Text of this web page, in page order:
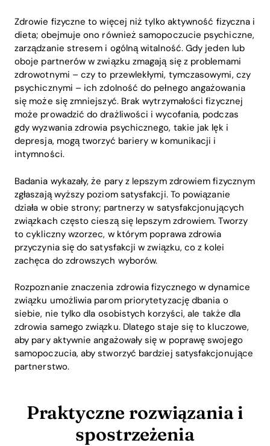
Zdrowie fizyczne to więcej niż tylko aktywność fizyczna i
dieta; obejmuje ono również samopoczucie psychiczne,
zarządzanie stresem i ogólną witalność. Gdy jeden lub
oboje partnerów w związku zmagają się z problemami
zdrowotnymi – czy to przewlekłymi, tymczasowymi, czy
psychicznymi – ich zdolność do pełnego angażowania
się może się zmniejszyć. Brak wytrzymałości fizycznej
może prowadzić do drażliwości i wycofania, podczas
gdy wyzwania zdrowia psychicznego, takie jak lęk i
depresja, mogą tworzyć bariery w komunikacji i
intymności.
Badania wykazały, że pary z lepszym zdrowiem fizycznym
zgłaszają wyższy poziom satysfakcji. To powiązanie
działa w obie strony; partnerzy w satysfakcjonujących
związkach często cieszą się lepszym zdrowiem. Tworzy
to cykliczny wzorzec, w którym poprawa zdrowia
przyczynia się do satysfakcji w związku, co z kolei
zachęca do zdrowszych wyborów.
Rozpoznanie znaczenia zdrowia fizycznego w dynamice
związku umożliwia parom priorytetyzację dbania o
siebie, nie tylko dla osobistych korzyści, ale także dla
zdrowia samego związku. Dlatego staje się to kluczowe,
aby pary aktywnie angażowały się w poprawę swojego
samopoczucia, aby stworzyć bardziej satysfakcjonujące
partnerstwo.
Praktyczne rozwiązania i
spostrzeżenia